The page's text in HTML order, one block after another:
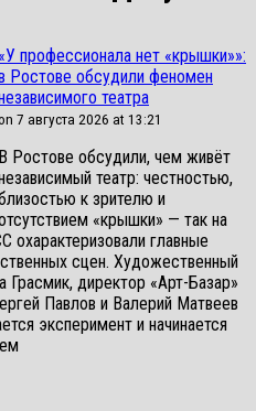
«У профессионала нет «крышки»»:
Ростове обсудили феномен
театра
7 августа 2026 at 13:21
В Ростове обсудили, чем живёт
театр: честностью,
к зрителю и
«крышки» — так на
охарактеризовали главные
сцен. Художественный
Грасмик, директор «Арт-Базар»
Павлов и Валерий Матвеев
эксперимент и начинается